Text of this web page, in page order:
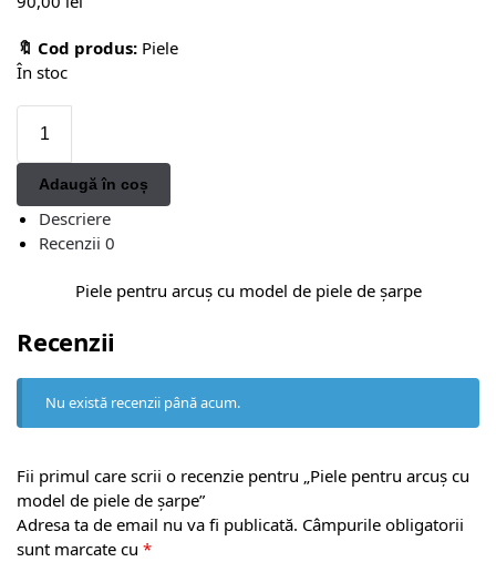
🔖 Cod produs: Piele
În stoc
Adaugă în coș
Descriere
Recenzii 0
Piele pentru arcuș cu model de piele de șarpe
Recenzii
Nu există recenzii până acum.
Fii primul care scrii o recenzie pentru „Piele pentru arcuș cu
model de piele de șarpe”
Adresa ta de email nu va fi publicată. Câmpurile obligatorii
sunt marcate cu *